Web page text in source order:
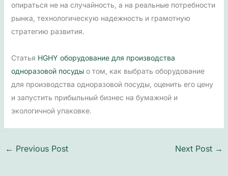
опираться не на случайность, а на реальные потребности
рынка, технологическую надежность и грамотную
стратегию развития.
Статья HGHY оборудование для производства
одноразовой посудыо том, как выбрать оборудование
для производства одноразовой посуды, оценить его цену
и запустить прибыльный бизнес на бумажной и
экологичной упаковке.
← Previous Post Next Post →